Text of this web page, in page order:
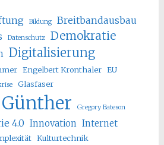
Bildung
Breitbandausbau
Datenschutz Demokratie
Digitalisierung
Engelbert Kronthaler EU
Glasfaser
Gregory Bateson
4.0 Innovation Internet
Kulturtechnik